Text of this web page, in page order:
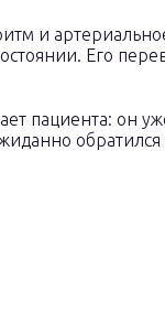
и
Его
пациента: он
обратился